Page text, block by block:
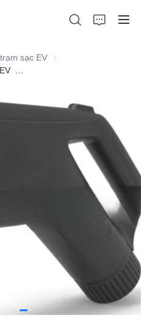
sạc EV Phụ tùng trạm sạc EV
tôi
quy trình